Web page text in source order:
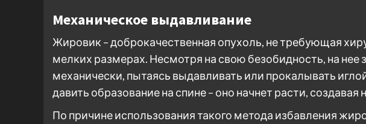
Механическое выдавливание
Жировик – доброкачественная опухоль, не требующая
мелких размерах. Несмотря на свою безобидность, на нее
механически, пытаясь выдавливать или прокалывать
давить образование на спине – оно начнет расти, создавая
По причине использования такого метода избавления